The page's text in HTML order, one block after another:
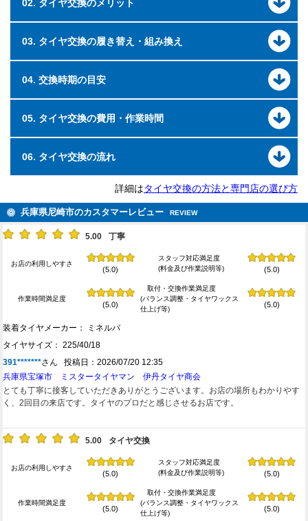
02. タイヤ交換のメリット
03. タイヤ交換の履き替え・組み換え
04. 交換時期の目安
05. タイヤ交換の費用・作業時間
06. タイヤ交換の流れ
詳細はタイヤ交換の方法と専門店の選び方
兵庫県尼崎市のカスタマーレビュー REVIEW
5.00 丁寧
お店の利用しやすさ
(5.0)
スタッフ対応満足度
(料金及び作業説明等)
(5.0)
作業時間満足度
(5.0)
取付・交換作業満足度
(バランス調整・タイヤワックス
仕上げ等)
(5.0)
装着タイヤメーカー： ミネルバ
タイヤサイズ： 225/40/18
391*******さん 投稿日：2026/07/20 12:35
兵庫県宝塚市 ミスタータイヤマン 伊丹タイヤ商会
とても丁寧に接客していただきありがとうございます。お店の場所もわかりやす
く、2回目の来店です。タイヤのプロだと感じさせるお店です。
5.00 タイヤ交換
お店の利用しやすさ
(5.0)
スタッフ対応満足度
(料金及び作業説明等)
(5.0)
作業時間満足度
(5.0)
取付・交換作業満足度
(バランス調整・タイヤワックス
仕上げ等)
(5.0)